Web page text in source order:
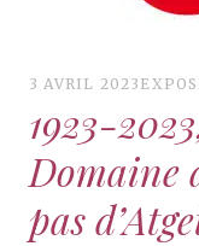
3 AVRIL 2023
1923-
Domaine
pas